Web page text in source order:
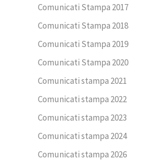
Comunicati Stampa 2017
Comunicati Stampa 2018
Comunicati Stampa 2019
Comunicati Stampa 2020
Comunicati stampa 2021
Comunicati stampa 2022
Comunicati stampa 2023
Comunicati stampa 2024
Comunicati stampa 2026